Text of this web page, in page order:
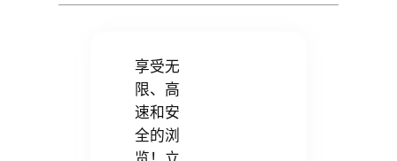
享受无
限、高
速和安
全的浏